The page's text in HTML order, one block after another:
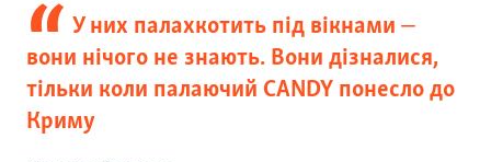
У них палахкотить під вікнами ‒
вони нічого не знають. Вони дізналися,
тільки коли палаючий CANDY понесло до
Криму